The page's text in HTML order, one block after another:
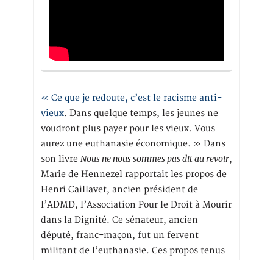
« Ce que je redoute, c’est le racisme anti-
vieux. Dans quelque temps, les jeunes ne
voudront plus payer pour les vieux. Vous
aurez une euthanasie économique. » Dans
son livre Nous ne nous sommes pas dit au revoir,
Marie de Hennezel rapportait les propos de
Henri Caillavet, ancien président de
l’ADMD, l’Association Pour le Droit à Mourir
dans la Dignité. Ce sénateur, ancien
député, franc-maçon, fut un fervent
militant de l’euthanasie. Ces propos tenus